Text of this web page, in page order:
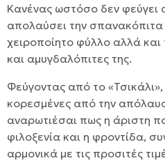
Κανένας ωστόσο δεν φεύγει
απολαύσει την
χειροποίητο φύλλο αλλά και
και αμυγδαλόπιτες της.
Φεύγοντας από το «Τσικάλι»,
κορεσμένες από την
αναρωτιέσαι πως η άριστη
φιλοξενία και η φροντίδα,
αρμονικά με τις προσιτές